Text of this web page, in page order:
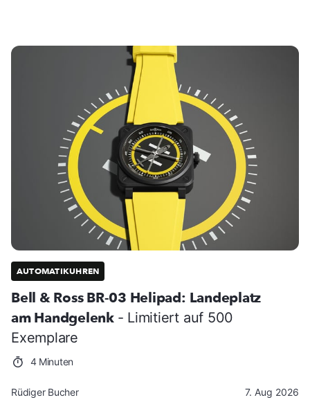
AUTOMATIKUHREN
Bell & Ross BR-03 Helipad: Landeplatz
am Handgelenk - Limitiert auf 500
Exemplare
4 Minuten
Rüdiger Bucher 7. Aug 2026